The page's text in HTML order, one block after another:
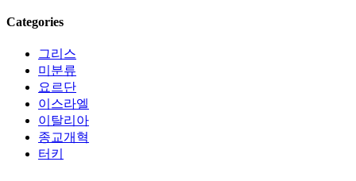
Categories
그리스
미분류
요르단
이스라엘
이탈리아
종교개혁
터키